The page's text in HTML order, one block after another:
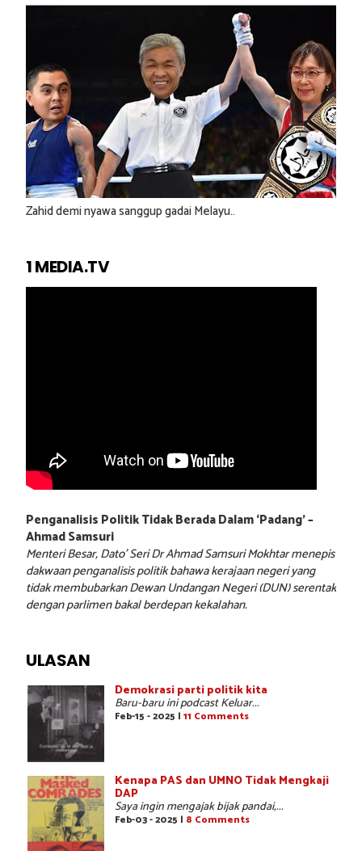
Zahid demi nyawa sanggup gadai Melayu..
1 MEDIA.TV
Penganalisis Politik Tidak Berada Dalam ‘Padang’ –
Ahmad Samsuri
Menteri Besar, Dato’ Seri Dr Ahmad Samsuri Mokhtar menepis
dakwaan penganalisis politik bahawa kerajaan negeri yang
tidak membubarkan Dewan Undangan Negeri (DUN) serentak
dengan parlimen bakal berdepan kekalahan.
ULASAN
Demokrasi parti politik kita
Baru-baru ini podcast Keluar...
Feb-15 - 2025 | 11 Comments
Kenapa PAS dan UMNO Tidak Mengkaji
DAP
Saya ingin mengajak bijak pandai,...
Feb-03 - 2025 | 8 Comments